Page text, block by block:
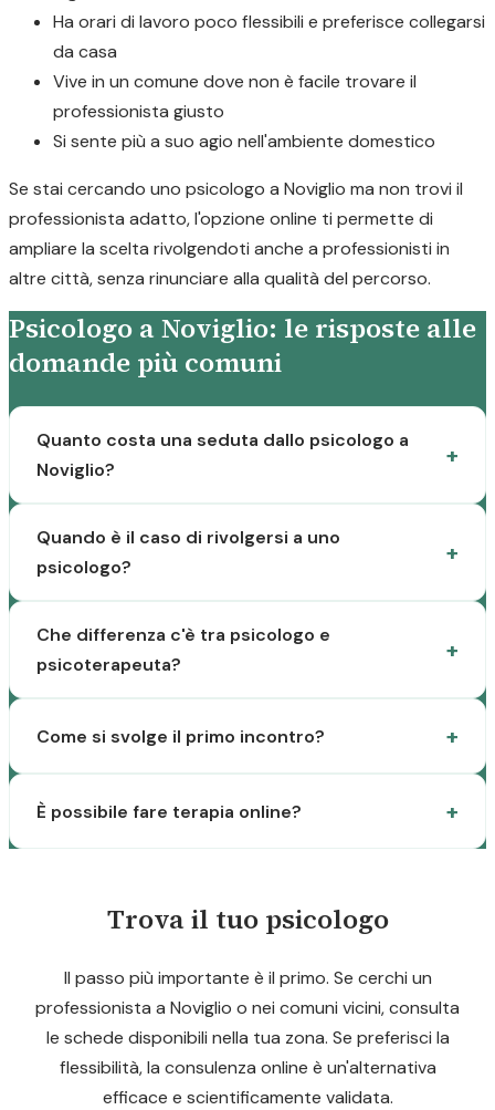
Ha orari di lavoro poco flessibili e preferisce collegarsi
da casa
Vive in un comune dove non è facile trovare il
professionista giusto
Si sente più a suo agio nell'ambiente domestico
Se stai cercando uno psicologo a Noviglio ma non trovi il
professionista adatto, l'opzione online ti permette di
ampliare la scelta rivolgendoti anche a professionisti in
altre città, senza rinunciare alla qualità del percorso.
Psicologo a Noviglio: le risposte alle
domande più comuni
Quanto costa una seduta dallo psicologo a
Noviglio?
Quando è il caso di rivolgersi a uno
psicologo?
Che differenza c'è tra psicologo e
psicoterapeuta?
Come si svolge il primo incontro?
È possibile fare terapia online?
Trova il tuo psicologo
Il passo più importante è il primo. Se cerchi un
professionista a Noviglio o nei comuni vicini, consulta
le schede disponibili nella tua zona. Se preferisci la
flessibilità, la consulenza online è un'alternativa
efficace e scientificamente validata.